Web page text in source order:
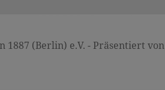
(Berlin) e.V. - Präsentiert von